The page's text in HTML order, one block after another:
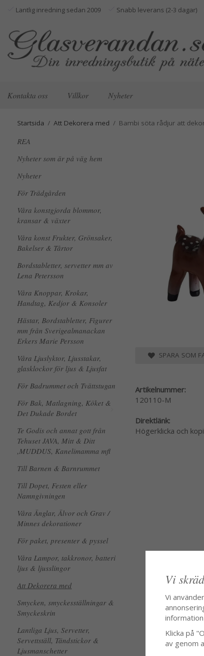
Lantlig inredning sedan 2009 Snabb leverans (2-3 dagar)
Kontakta oss Villkor Nyheter
Startsida / Att Dekorera med / Bambi söta rådjur att
REA
Nyheter som är på väg hem
Nyheter
För Trädgården
Våra konstgjorda blommor,
kransar & växter
Våra konst Frukter, Grönsaker,
Bakelser & Tårtor
Bordstabletter, servetter mm av
Lena Petersson
Våra Knoppar, Krokar,
Handtag, Kedjor & Konsoler
Hästar, Bordstabletter, Figurer
mm från Sverigealmanackan
Erkers Marie Persson
Våra Ljuslyktor, Ljusstakar,
glasklockor för ljus & Ljusfat
För Badrummet och Tvättstugan
För Bak, Matlagning, Köket &
Det Dukade Bordet
Te Godis och annat gott från
Tehuset JAVA, Mitt & Ditt
,MUDDUS, Kanelimamma mfl
Till Barnen & Barnrummet
Till Dopet, Festen eller
Namngivningen
Våra Änglar, Älvor och Grav /
Minnes dekorationer
För paket, presenter & pyssel
Våra Lampor, takkronor, batteri
ljus & ljusslingor
Att Dekorera med
Smycken, smyckesställningar &
Smyckeskrin
Lantliga Ljus, Servetter,
Servettställ, Tändstickor &
Ljusmanschetter
SPARA SOM
Artikelnummer:
120110-M
Direktlänk:
Högerklicka och
Vi
Vi
Klicka på
av genom